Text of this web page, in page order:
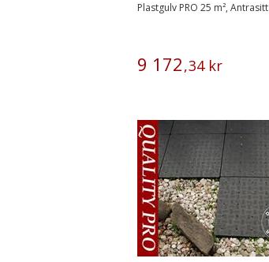
Plastgulv PRO 25 m², Antrasitt
9 172,34kr